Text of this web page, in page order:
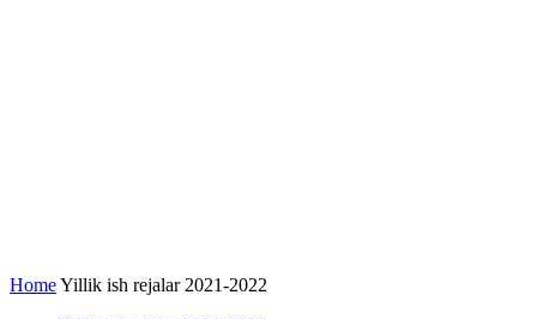
HomeYillik ish rejalar 2021-2022